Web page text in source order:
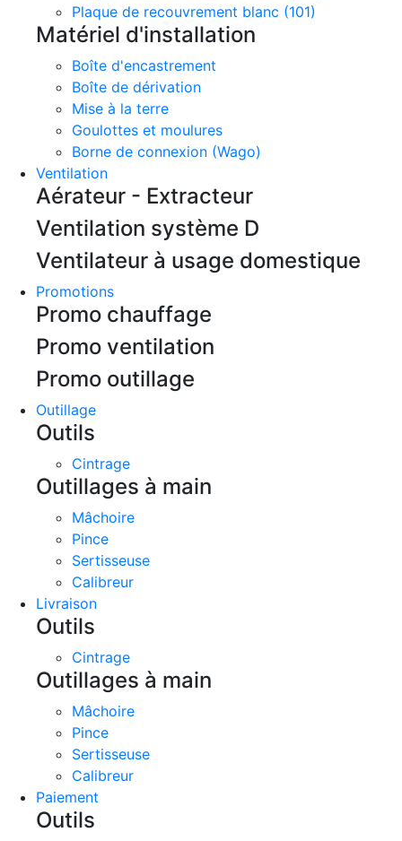
Plaque de recouvrement blanc (101)
Matériel d'installation
Boîte d'encastrement
Boîte de dérivation
Mise à la terre
Goulottes et moulures
Borne de connexion (Wago)
Ventilation
Aérateur - Extracteur
Ventilation système D
Ventilateur à usage domestique
Promotions
Promo chauffage
Promo ventilation
Promo outillage
Outillage
Outils
Cintrage
Outillages à main
Mâchoire
Pince
Sertisseuse
Calibreur
Livraison
Outils
Cintrage
Outillages à main
Mâchoire
Pince
Sertisseuse
Calibreur
Paiement
Outils